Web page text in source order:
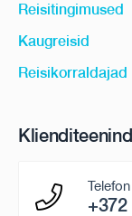
Reisitingimused
Kaugreisid
Reisikorraldajad
Telefon
+372